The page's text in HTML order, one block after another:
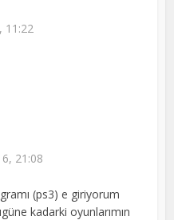
11:22
21:08
(ps3) e giriyorum
kadarki oyunlarımın